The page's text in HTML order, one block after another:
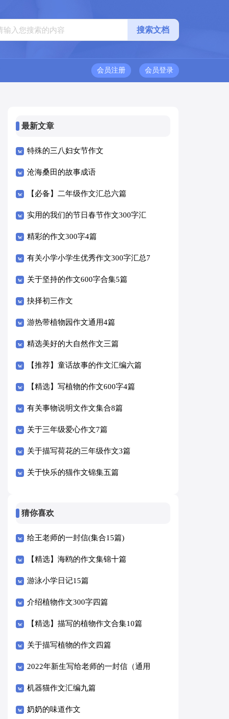
会员登录
会员注册
最新文章
特殊的三八妇女节作文
沧海桑田的故事成语
【必备】二年级作文汇总六篇
实用的我们的节日春节作文300字汇
编十篇
精彩的作文300字4篇
有关小学小学生优秀作文300字汇总7
篇
关于坚持的作文600字合集5篇
抉择初三作文
游热带植物园作文通用4篇
精选美好的大自然作文三篇
【推荐】童话故事的作文汇编六篇
【精选】写植物的作文600字4篇
有关事物说明文作文集合8篇
关于三年级爱心作文7篇
关于描写荷花的三年级作文3篇
关于快乐的猫作文锦集五篇
猜你喜欢
给王老师的一封信(集合15篇)
【精选】海鸥的作文集锦十篇
游泳小学日记15篇
介绍植物作文300字四篇
【精选】描写的植物作文合集10篇
关于描写植物的作文四篇
2022年新生写给老师的一封信（通用
8篇）
机器猫作文汇编九篇
奶奶的味道作文